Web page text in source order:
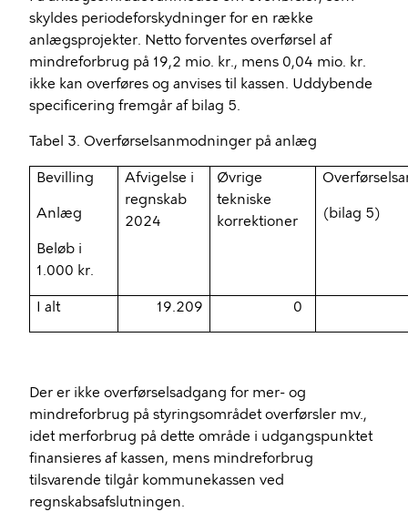
skyldes periodeforskydninger for en række
anlægsprojekter. Netto forventes overførsel af
mindreforbrug på 19,2 mio. kr., mens 0,04 mio. kr.
ikke kan overføres og anvises til kassen. Uddybende
specificering fremgår af bilag 5.
Tabel 3. Overførselsanmodninger på anlæg
Bevilling
Anlæg
Beløb i
1.000 kr.
Afvigelse i
regnskab
2024
Øvrige
tekniske
korrektioner
(bilag 5)
I alt 19.209 0
Der er ikke overførselsadgang for mer- og
mindreforbrug på styringsområdet overførsler mv.,
idet merforbrug på dette område i udgangspunktet
finansieres af kassen, mens mindreforbrug
tilsvarende tilgår kommunekassen ved
regnskabsafslutningen.